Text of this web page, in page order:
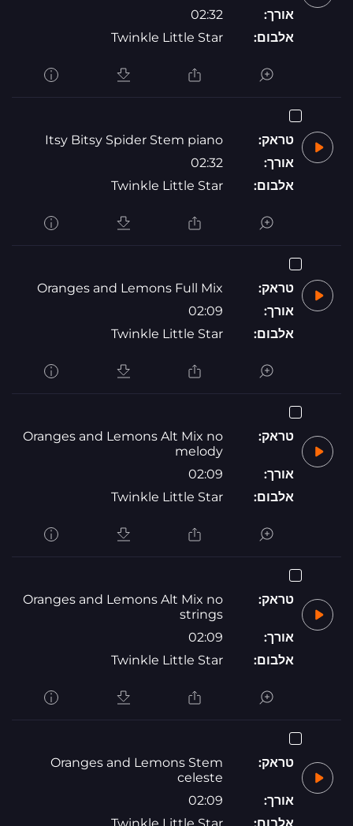
אורך:
02:32
אלבום:
Twinkle Little Star
טראק:
Itsy Bitsy Spider Stem piano
אורך:
02:32
אלבום:
Twinkle Little Star
טראק:
Oranges and Lemons Full Mix
אורך:
02:09
אלבום:
Twinkle Little Star
טראק:
Oranges and Lemons Alt Mix no
melody
אורך:
02:09
אלבום:
Twinkle Little Star
טראק:
Oranges and Lemons Alt Mix no
strings
אורך:
02:09
אלבום:
Twinkle Little Star
טראק:
Oranges and Lemons Stem
celeste
אורך:
02:09
אלבום:
Twinkle Little Star